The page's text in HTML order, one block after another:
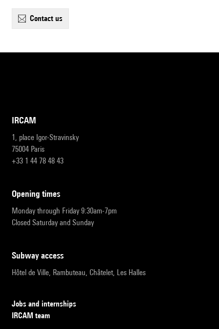
contact us
IRCAM
1, place Igor-Stravinsky
75004 Paris
+33 1 44 78 48 43
opening times
Monday through Friday 9:30am-7pm
Closed Saturday and Sunday
subway access
Hôtel de Ville, Rambuteau, Châtelet, Les Halles
Jobs and internships
IRCAM team